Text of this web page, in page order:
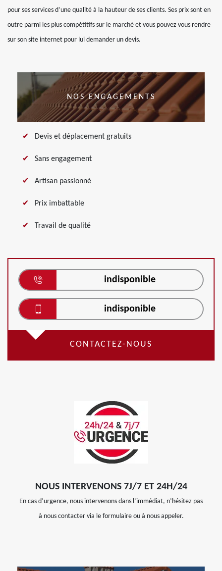
pour ses services d’une qualité à la hauteur de ses clients. Ses prix sont en
outre parmi les plus compétitifs sur le marché et vous pouvez vous rendre
sur son site internet pour lui demander un devis.
NOS ENGAGEMENTS
Devis et déplacement gratuits
Sans engagement
Artisan passionné
Prix imbattable
Travail de qualité
indisponible
indisponible
CONTACTEZ-NOUS
NOUS INTERVENONS 7J/7 ET 24H/24
En cas d’urgence, nous intervenons dans l’immédiat, n’hésitez pas
à nous contacter via le formulaire ou à nous appeler.